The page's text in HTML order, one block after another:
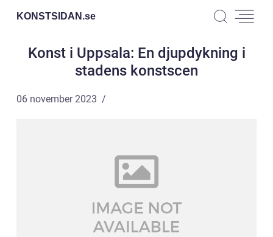
KONSTSIDAN.se
Konst i Uppsala: En djupdykning i
stadens konstscen
06 november 2023